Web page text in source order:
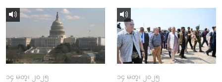
၁၄ မတ္၊ ၂၀၂၅ ၁၄ မတ္၊ ၂၀၂၅